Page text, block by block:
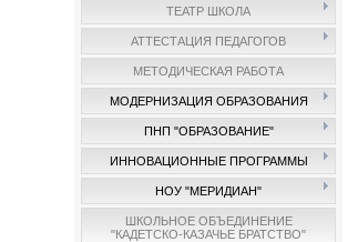
ТЕАТР ШКОЛА
АТТЕСТАЦИЯ ПЕДАГОГОВ
МЕТОДИЧЕСКАЯ РАБОТА
МОДЕРНИЗАЦИЯ ОБРАЗОВАНИЯ
ПНП "ОБРАЗОВАНИЕ"
ИННОВАЦИОННЫЕ ПРОГРАММЫ
НОУ "МЕРИДИАН"
ШКОЛЬНОЕ ОБЪЕДИНЕНИЕ
"КАДЕТСКО-КАЗАЧЬЕ БРАТСТВО"